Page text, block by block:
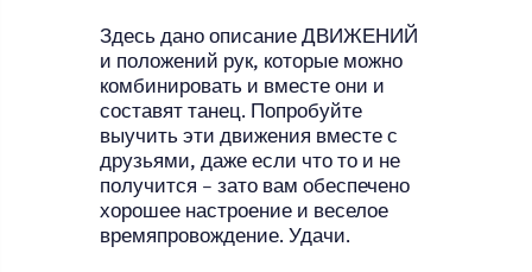
Здесь дано описание ДВИЖЕНИЙ
и положений рук, которые можно
комбинировать и вместе они и
составят танец. Попробуйте
выучить эти движения вместе с
друзьями, даже если что то и не
получится – зато вам обеспечено
хорошее настроение и веселое
времяпровождение. Удачи.